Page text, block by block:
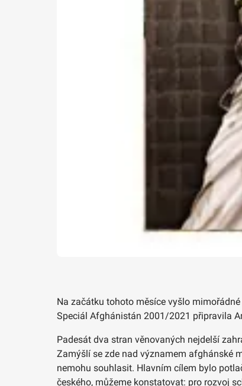
Na začátku tohoto měsíce vyšlo
Speciál Afghánistán 2001/2021 připravila
Padesát dva stran věnovaných nejdelší
Zamýšlí se zde nad významem afghánské
nemohu souhlasit. Hlavním cílem bylo
českého, můžeme konstatovat: pro rozvoj